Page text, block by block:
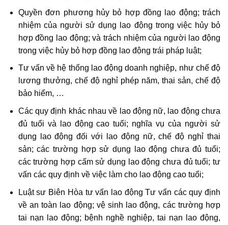
Quyền đơn phương hủy bỏ hợp đồng lao động; trách
nhiệm của người sử dụng lao động trong việc hủy bỏ
hợp đồng lao động; và trách nhiệm của người lao động
trong việc hủy bỏ hợp đồng lao động trái pháp luật;
Tư vấn về hệ thống lao động doanh nghiệp, như chế độ
lương thưởng, chế độ nghỉ phép năm, thai sản, chế độ
bảo hiểm, …
Các quy định khác nhau về lao động nữ, lao động chưa
đủ tuổi và lao động cao tuổi; nghĩa vụ của người sử
dụng lao động đối với lao động nữ, chế độ nghỉ thai
sản; các trường hợp sử dụng lao động chưa đủ tuổi;
các trường hợp cấm sử dụng lao động chưa đủ tuổi; tư
vấn các quy định về việc làm cho lao động cao tuổi;
Luật sư Biên Hòa tư vấn lao động Tư vấn các quy định
về an toàn lao động; vệ sinh lao động, các trường hợp
tai nạn lao động; bệnh nghề nghiệp, tai nạn lao động,